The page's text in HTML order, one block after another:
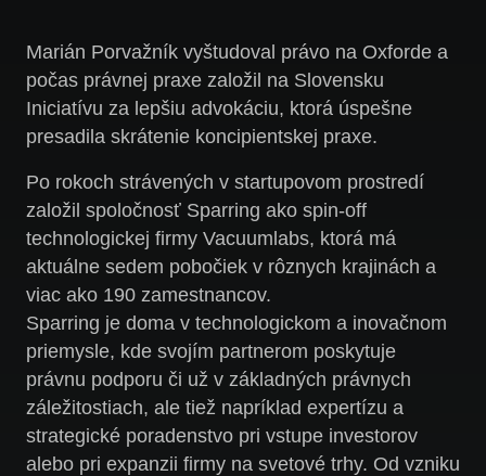
Marián Porvažník vyštudoval právo na Oxforde a
počas právnej praxe založil na Slovensku
Iniciatívu za lepšiu advokáciu, ktorá úspešne
presadila skrátenie koncipientskej praxe.
Po rokoch strávených v startupovom prostredí
založil spoločnosť Sparring ako spin-off
technologickej firmy Vacuumlabs, ktorá má
aktuálne sedem pobočiek v rôznych krajinách a
viac ako 190 zamestnancov.
Sparring je doma v technologickom a inovačnom
priemysle, kde svojím partnerom poskytuje
právnu podporu či už v základných právnych
záležitostiach, ale tiež napríklad expertízu a
strategické poradenstvo pri vstupe investorov
alebo pri expanzii firmy na svetové trhy. Od vzniku